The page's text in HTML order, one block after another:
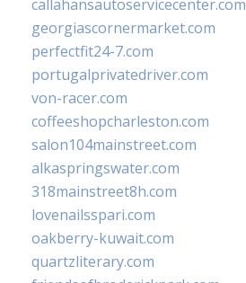
callahansautoservicecenter.com
georgiascornermarket.com
perfectfit24-7.com
portugalprivatedriver.com
von-racer.com
coffeeshopcharleston.com
salon104mainstreet.com
alkaspringswater.com
318mainstreet8h.com
lovenailsspari.com
oakberry-kuwait.com
quartzliterary.com